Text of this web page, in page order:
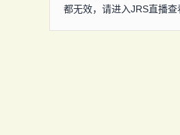
都无效，请进入JRS直播查